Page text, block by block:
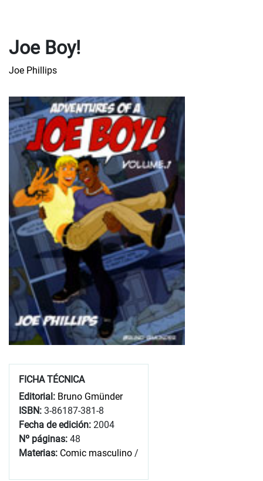
Joe Boy!
Joe Phillips
FICHA TÉCNICA
Editorial: Bruno Gmünder
ISBN: 3-86187-381-8
Fecha de edición: 2004
Nº páginas: 48
Materias: Comic masculino /